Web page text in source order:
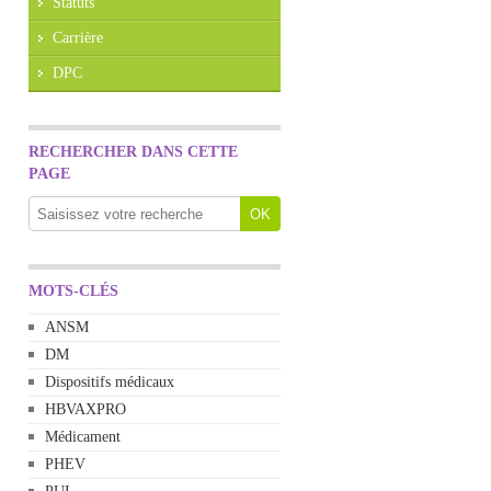
Carrière
DPC
RECHERCHER DANS CETTE
PAGE
MOTS-CLÉS
ANSM
DM
Dispositifs médicaux
HBVAXPRO
Médicament
PHEV